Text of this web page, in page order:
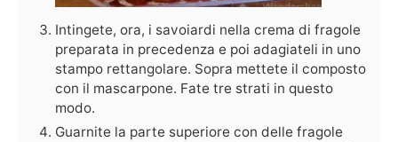
Intingete, ora, i savoiardi nella crema di fragole
preparata in precedenza e poi adagiateli in uno
stampo rettangolare. Sopra mettete il composto
con il mascarpone. Fate tre strati in questo
modo.
Guarnite la parte superiore con delle fragole